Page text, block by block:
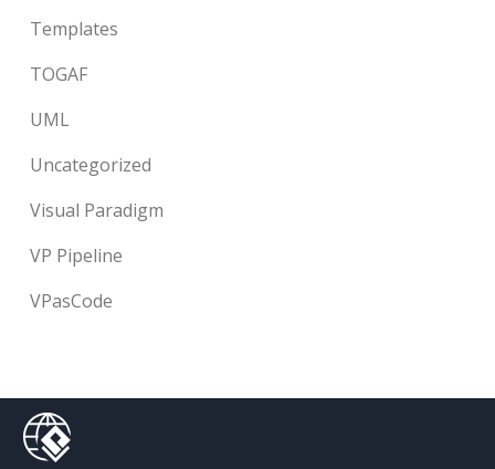
Templates
TOGAF
UML
Uncategorized
Visual Paradigm
VP Pipeline
VPasCode